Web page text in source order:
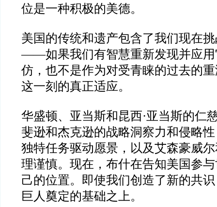
位是一种积极的美德。
美国的传统和遗产包含了我们现在
——如果我们有智慧重新发现并应
仿，也不是作为对受青睐的过去的
这一刻的真正适应。
华盛顿、亚当斯和昆西·亚当斯的仁
斐逊和杰克逊的战略洞察力和侵略
独特任务驱动愿景，以及艾森豪威
理谨慎。现在，布什在告知美国参
己的位置。即使我们创造了新的共
巨人奠定的基础之上。